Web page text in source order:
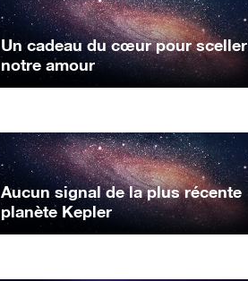
Un cadeau du cœur pour sceller
notre amour
Aucun signal de la plus récente
planète Kepler